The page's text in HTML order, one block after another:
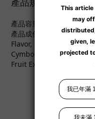
產品容量：120 ml
產品成份：Aqua, Plant
Flavor, Purified Water,
Cymbopogon
Fruit Extract, Stevia